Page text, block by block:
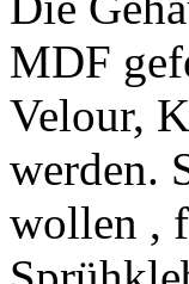
MDF
Velour,
werden.
wollen ,